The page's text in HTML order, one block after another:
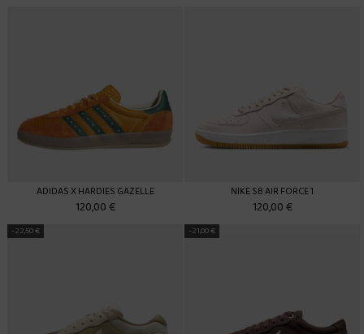
ADIDAS X HARDIES GAZELLE
120,00 €
NIKE SB AIR FORCE 1
120,00 €
-22,50 € -21,00 €